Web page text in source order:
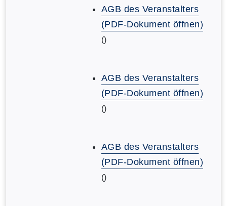
AGB des Veranstalters
(PDF-Dokument öffnen)
()
AGB des Veranstalters
(PDF-Dokument öffnen)
()
AGB des Veranstalters
(PDF-Dokument öffnen)
()